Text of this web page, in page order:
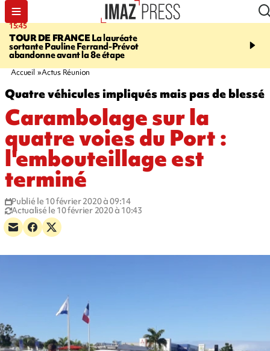
15:45
TOUR DE FRANCELa lauréate
sortante Pauline Ferrand-Prévot
abandonne avant la 8e étape
20:17
routière, concours de
Accueil Actus Réunion
Quatre véhicules impliqués mais pas de blessé
Carambolage sur la
quatre voies du Port :
l'embouteillage est
terminé
Publié le 10 février 2020 à 09:14
Actualisé le 10 février 2020 à 10:43